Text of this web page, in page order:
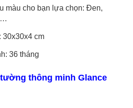
màu cho bạn lựa chọn: Đen,
30x30x4 cm
36 tháng
thông minh Glance